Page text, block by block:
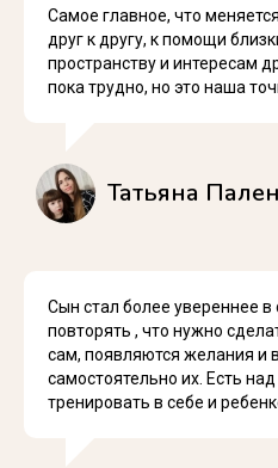
Самое главное, что
друг к другу, к помощи
пространству и интересам
пока трудно, но это наша
Татьяна
Сын стал более увереннее в
повторять , что нужно
сам, появляются желания и
самостоятельно их. Есть
тренировать в себе и